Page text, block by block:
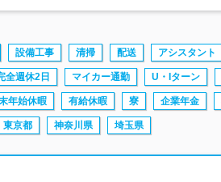
設備工事 清掃 配送 アシスタント
全週休2日 マイカー通勤 U・Iターン
年始休暇 有給休暇 寮 企業年金
東京都 神奈川県 埼玉県